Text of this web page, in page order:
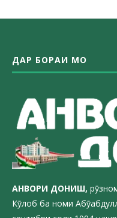
ДАР БОРАИ МО
АНВОРИ ДОНИШ,
Кӯлоб ба номи